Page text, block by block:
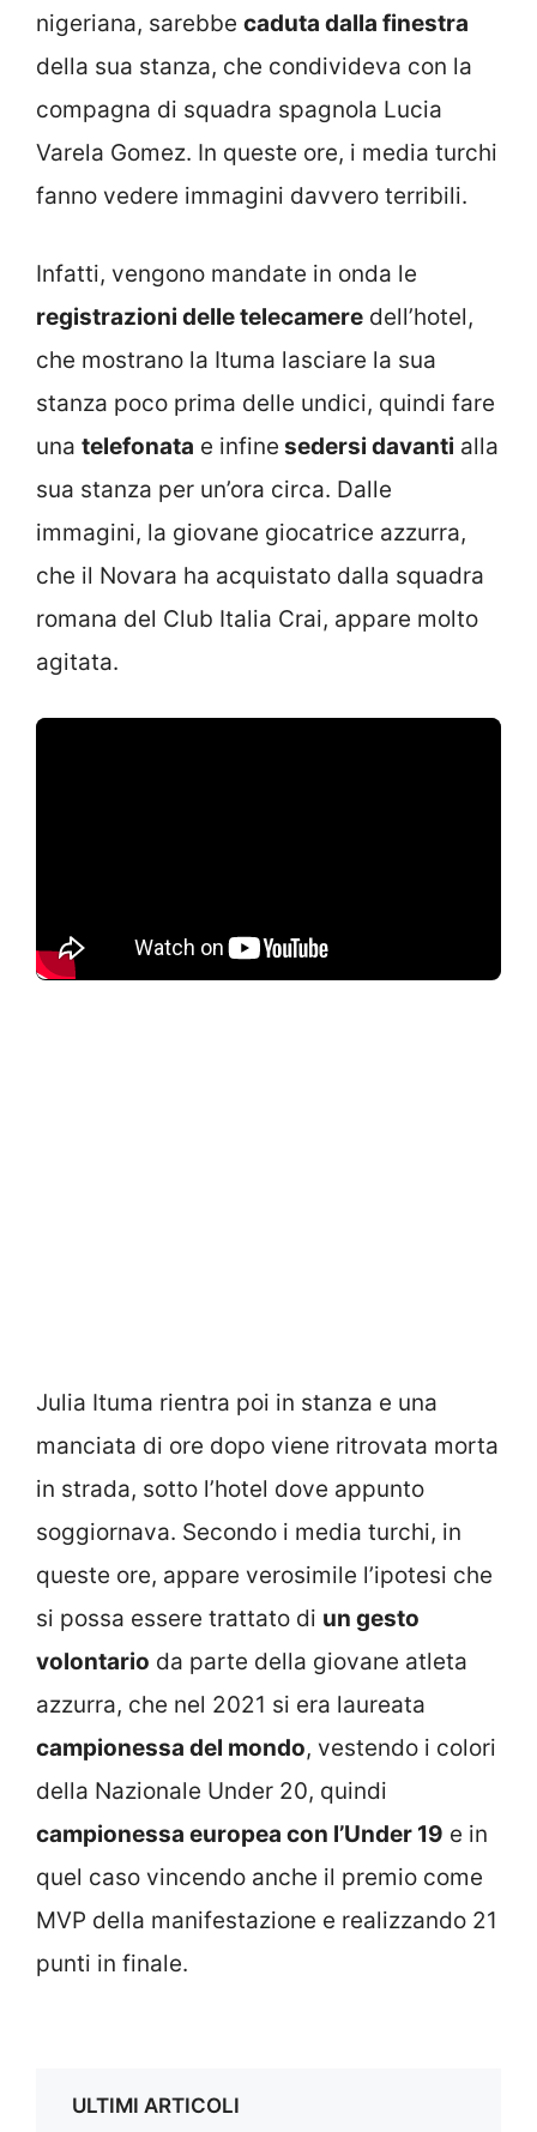
nigeriana, sarebbe caduta dalla finestra
della sua stanza, che condivideva con la
compagna di squadra spagnola Lucia
Varela Gomez. In queste ore, i media turchi
fanno vedere immagini davvero terribili.
Infatti, vengono mandate in onda le
registrazioni delle telecamere dell’hotel,
che mostrano la Ituma lasciare la sua
stanza poco prima delle undici, quindi fare
una telefonata e infine sedersi davanti alla
sua stanza per un’ora circa. Dalle
immagini, la giovane giocatrice azzurra,
che il Novara ha acquistato dalla squadra
romana del Club Italia Crai, appare molto
agitata.
Julia Ituma rientra poi in stanza e una
manciata di ore dopo viene ritrovata morta
in strada, sotto l’hotel dove appunto
soggiornava. Secondo i media turchi, in
queste ore, appare verosimile l’ipotesi che
si possa essere trattato di un gesto
volontario da parte della giovane atleta
azzurra, che nel 2021 si era laureata
campionessa del mondo, vestendo i colori
della Nazionale Under 20, quindi
campionessa europea con l’Under 19 e in
quel caso vincendo anche il premio come
MVP della manifestazione e realizzando 21
punti in finale.
ULTIMI ARTICOLI